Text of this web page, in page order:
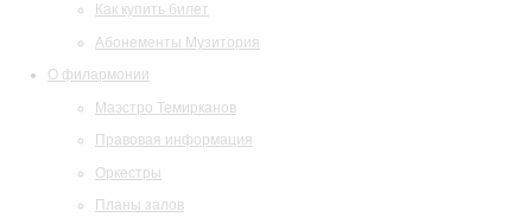
Как купить билет
Абонементы Музитория
О филармонии
Маэстро Темирканов
Правовая информация
Оркестры
Планы залов